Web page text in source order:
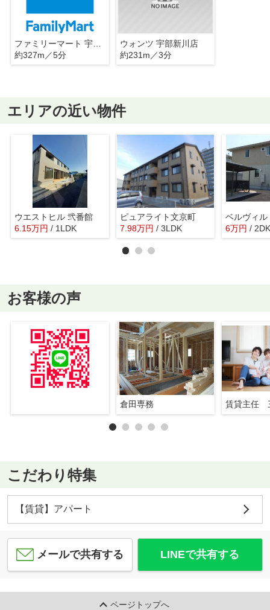
ファミリーマート 宇部若松町店
約327m／5分
ウォンツ 宇部新川店
約231m／3分
エリアの近い物件
ウエストヒル 弐番館
6.15万円 / 1LDK
ピュアライト文京町
7.98万円 / 3LDK 6万円 / 2DK
お客様の声
倉田専務 賃貸主任
こだわり特集
【賃貸】アパート
メールで共有する LINEで共有する
ページトップへ